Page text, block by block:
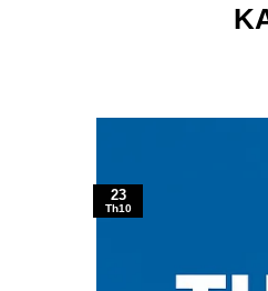
23
Th10